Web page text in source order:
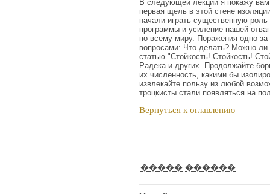
В следующей лекции я покажу
первая щель в этой стене
начали играть существенную
программы и усиление нашей
по всему миру. Поражения одно за
вопросами: Что делать? Можно ли
статью "Стойкость! Стойкость!
Радека и других. Продолжайте
их численность, какими бы
извлекайте пользу из любой
троцкисты стали появляться на
Вернуться к оглавлению
����� ������